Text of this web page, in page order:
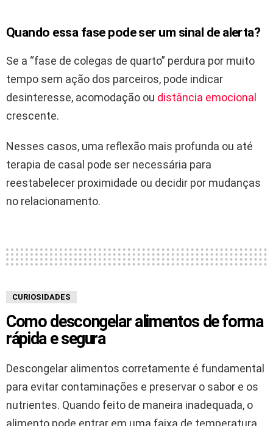
Quando essa fase pode ser um sinal de alerta?
Se a “fase de colegas de quarto” perdura por muito
tempo sem ação dos parceiros, pode indicar
desinteresse, acomodação ou distância emocional
crescente.
Nesses casos, uma reflexão mais profunda ou até
terapia de casal pode ser necessária para
reestabelecer proximidade ou decidir por mudanças
no relacionamento.
CURIOSIDADES
Como descongelar alimentos de forma
rápida e segura
Descongelar alimentos corretamente é fundamental
para evitar contaminações e preservar o sabor e os
nutrientes. Quando feito de maneira inadequada, o
alimento pode entrar em uma faixa de temperatura